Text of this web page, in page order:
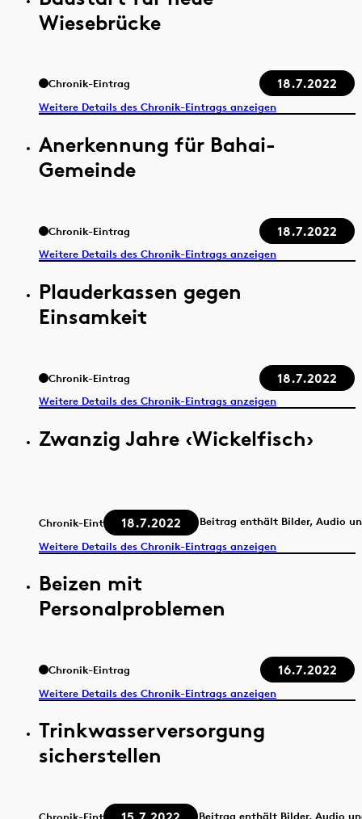
Wiesebrücke
Chronik-Eintrag 18.7.2022
Weitere Details des Chronik-Eintrags anzeigen
Anerkennung für Bahai-
Gemeinde
Chronik-Eintrag 18.7.2022
Weitere Details des Chronik-Eintrags anzeigen
Plauderkassen gegen
Einsamkeit
Chronik-Eintrag 18.7.2022
Weitere Details des Chronik-Eintrags anzeigen
Zwanzig Jahre ‹Wickelfisch›
Chronik-Eintrag 18.7.2022
Beitrag enthält Bilder, Audio
Weitere Details des Chronik-Eintrags anzeigen
Beizen mit
Personalproblemen
Chronik-Eintrag 16.7.2022
Weitere Details des Chronik-Eintrags anzeigen
Trinkwasserversorgung
sicherstellen
Beitrag enthält Bilder, Audio